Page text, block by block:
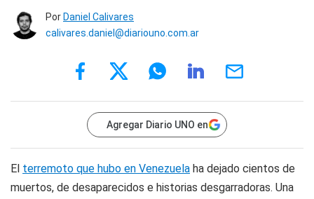
Por Daniel Calivares
calivares.daniel@diariouno.com.ar
Agregar Diario UNO en
El terremoto que hubo en Venezuela ha dejado cientos de
muertos, de desaparecidos e historias desgarradoras. Una